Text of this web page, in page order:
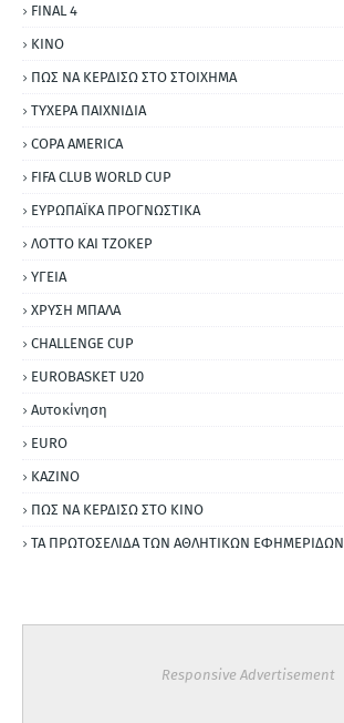
FINAL 4
ΚΙΝΟ
ΠΩΣ ΝΑ ΚΕΡΔΙΣΩ ΣΤΟ ΣΤΟΙΧΗΜΑ
ΤΥΧΕΡΑ ΠΑΙΧΝΙΔΙΑ
COPA AMERICA
FIFA CLUB WORLD CUP
ΕΥΡΩΠΑΪΚΑ ΠΡΟΓΝΩΣΤΙΚΑ
ΛΟΤΤΟ ΚΑΙ ΤΖΟΚΕΡ
ΥΓΕΙΑ
ΧΡΥΣΗ ΜΠΑΛΑ
CHALLENGE CUP
EUROBASKET U20
Αυτοκίνηση
ΕURO
ΚΑΖΙΝΟ
ΠΩΣ ΝΑ ΚΕΡΔΙΣΩ ΣΤΟ ΚΙΝΟ
ΤΑ ΠΡΩΤΟΣΕΛΙΔΑ ΤΩΝ ΑΘΛΗΤΙΚΩΝ ΕΦΗΜΕΡΙΔΩΝ
Responsive Advertisement